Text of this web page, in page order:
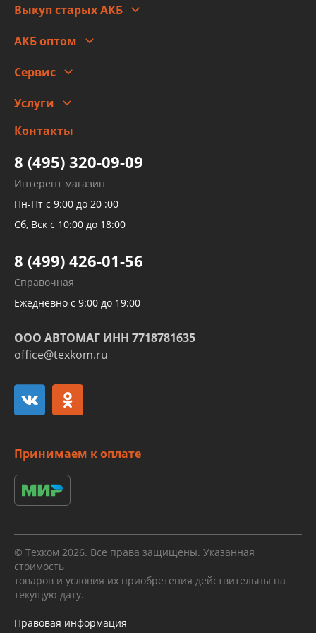
Оплата
Гарантии и возврат
Выкуп старых АКБ
АКБ оптом
Сервис
Заправка кондиционера авто
Детейлинг
Услуги
высокого давления
Тормозных трубок
Рукавов гидроусилителей
Рукавов компрессоров и турбин
Трубок кондиционеров
Развертка пайка медных стальных
алюминиевых трубок и штуцеров
Контакты
8 (495) 320-09-09
Интерент магазин
Пн-Пт с 9:00 до 20 :00
Сб, Вск с 10:00 до 18:00
8 (499) 426-01-56
Справочная
Ежедневно с 9:00 до 19:00
ООО АВТОМАГ ИНН 7718781635
office@texkom.ru
Принимаем к оплате
© Техком 2026. Все права защищены. Указанная
стоимость
товаров и условия их приобретения действительны на
текущую дату.
Правовая информация